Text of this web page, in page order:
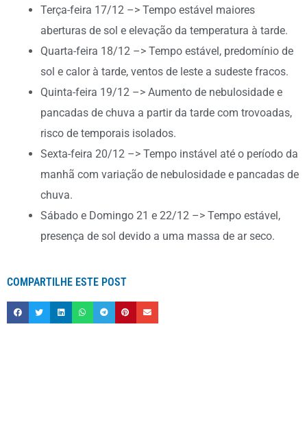
Terça-feira 17/12 –> Tempo estável maiores
aberturas de sol e elevação da temperatura à tarde.
Quarta-feira 18/12 –> Tempo estável, predomínio de
sol e calor à tarde, ventos de leste a sudeste fracos.
Quinta-feira 19/12 –> Aumento de nebulosidade e
pancadas de chuva a partir da tarde com trovoadas,
risco de temporais isolados.
Sexta-feira 20/12 –> Tempo instável até o período da
manhã com variação de nebulosidade e pancadas de
chuva.
Sábado e Domingo 21 e 22/12 –> Tempo estável,
presença de sol devido a uma massa de ar seco.
COMPARTILHE ESTE POST